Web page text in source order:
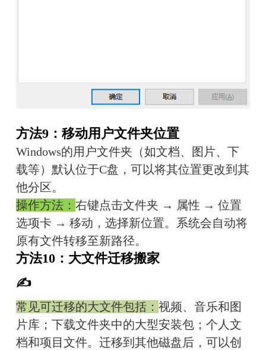
方法9：移动用户文件夹位置
Windows的用户文件夹（如文档、图片、下
载等）默认位于C盘，可以将其位置更改到其
他分区。
操作方法： 右键点击文件夹 → 属性 → 位置
选项卡 → 移动，选择新位置。系统会自动将
原有文件转移至新路径。
方法10：大文件迁移搬家
✍️
常见可迁移的大文件包括： 视频、音乐和图
片库；下载文件夹中的大型安装包；个人文
档和项目文件。迁移到其他磁盘后，可以创